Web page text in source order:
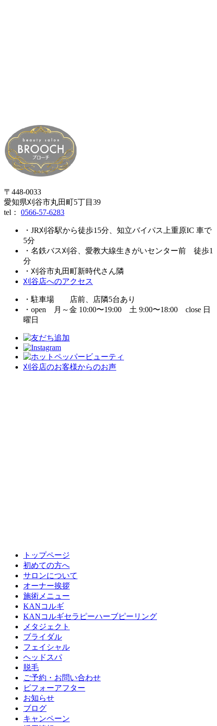
〒448-0033
愛知県刈谷市丸田町5丁目39
tel： 0566-57-6283
・JR刈谷駅から徒歩15分、知立バイパス上重原IC 車で
5分
・名鉄バス刈谷、愛教大線生きがいセンター前 徒歩1
分
・刈谷市丸田町新時代さん隣
刈谷店へのアクセス
・駐車場 店前、店隣5台あり
・open 月～金 10:00〜19:00 土 9:00〜18:00 close 日
曜日
刈谷店のお客様からのお声
トップページ
初めての方へ
サロンについて
オーナー挨拶
施術メニュー
KANコルギ
KANコルギセラピーハーブピーリング
メタジェクト
ブライダル
フェイシャル
ヘッドスパ
脱毛
ご予約・お問い合わせ
ビフォーアフター
お知らせ
ブログ
キャンペーン